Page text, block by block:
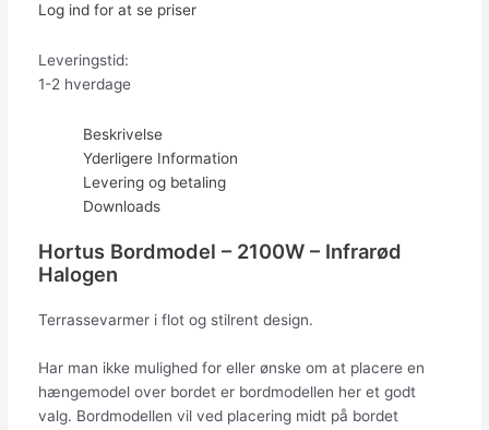
Log ind for at se priser
Leveringstid:
1-2 hverdage
Beskrivelse
Yderligere Information
Levering og betaling
Downloads
Hortus Bordmodel – 2100W – Infrarød
Halogen
Terrassevarmer i flot og stilrent design.
Har man ikke mulighed for eller ønske om at placere en
hængemodel over bordet er bordmodellen her et godt
valg. Bordmodellen vil ved placering midt på bordet